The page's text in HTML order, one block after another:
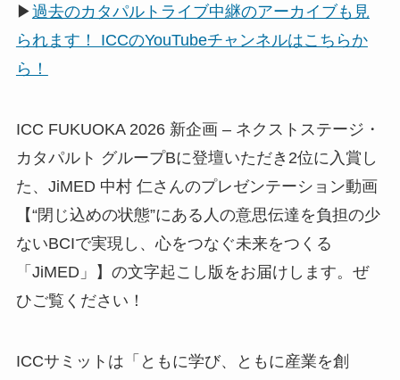
▶過去のカタパルトライブ中継のアーカイブも見
られます！ ICCのYouTubeチャンネルはこちらか
ら！
ICC FUKUOKA 2026 新企画 – ネクストステージ・
カタパルト グループBに登壇いただき2位に入賞し
た、JiMED 中村 仁さんのプレゼンテーション動画
【“閉じ込めの状態”にある人の意思伝達を負担の少
ないBCIで実現し、心をつなぐ未来をつくる
「JiMED」】の文字起こし版をお届けします。ぜ
ひご覧ください！
ICCサミットは「ともに学び、ともに産業を創